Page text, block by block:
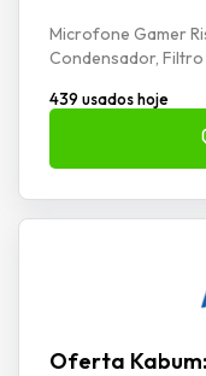
Microfone Gamer
Condensador,
439 usados hoje
Oferta